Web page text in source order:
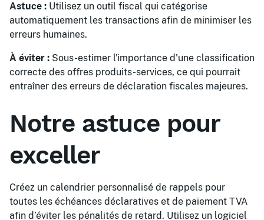
Astuce : Utilisez un outil fiscal qui catégorise
automatiquement les transactions afin de minimiser les
erreurs humaines.
À éviter : Sous-estimer l'importance d'une classification
correcte des offres produits-services, ce qui pourrait
entraîner des erreurs de déclaration fiscales majeures.
Notre astuce pour
exceller
Créez un calendrier personnalisé de rappels pour
toutes les échéances déclaratives et de paiement TVA
afin d’éviter les pénalités de retard. Utilisez un logiciel